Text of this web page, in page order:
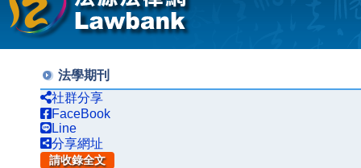
法學期刊
社群分享
FaceBook
Line
分享網址
請收錄全文